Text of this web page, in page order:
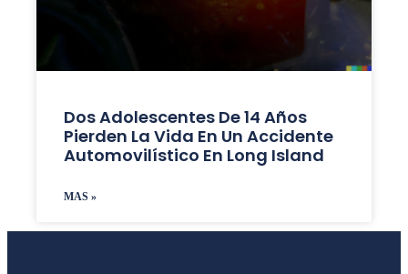
Dos Adolescentes De 14 Años
Pierden La Vida En Un Accidente
Automovilístico En Long Island
MAS »